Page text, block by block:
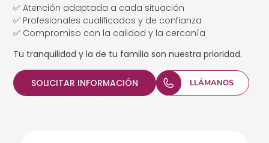
✅ Atención adaptada a cada situación
✅ Profesionales cualificados y de confianza
✅ Compromiso con la calidad y la cercanía
Tu tranquilidad y la de tu familia son nuestra prioridad.
SOLICITAR INFORMACIÓN LLÁMANOS